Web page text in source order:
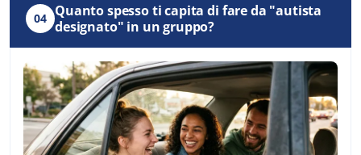
04 Quanto spesso ti capita di fare da "autista
designato" in un gruppo?